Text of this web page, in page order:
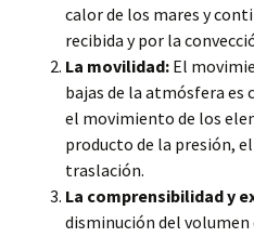
calor de los mares y
recibida y por la
La movilidad: El
bajas de la atmósfera es
el movimiento de los
producto de la presión,
traslación.
La comprensibilidad y
disminución del